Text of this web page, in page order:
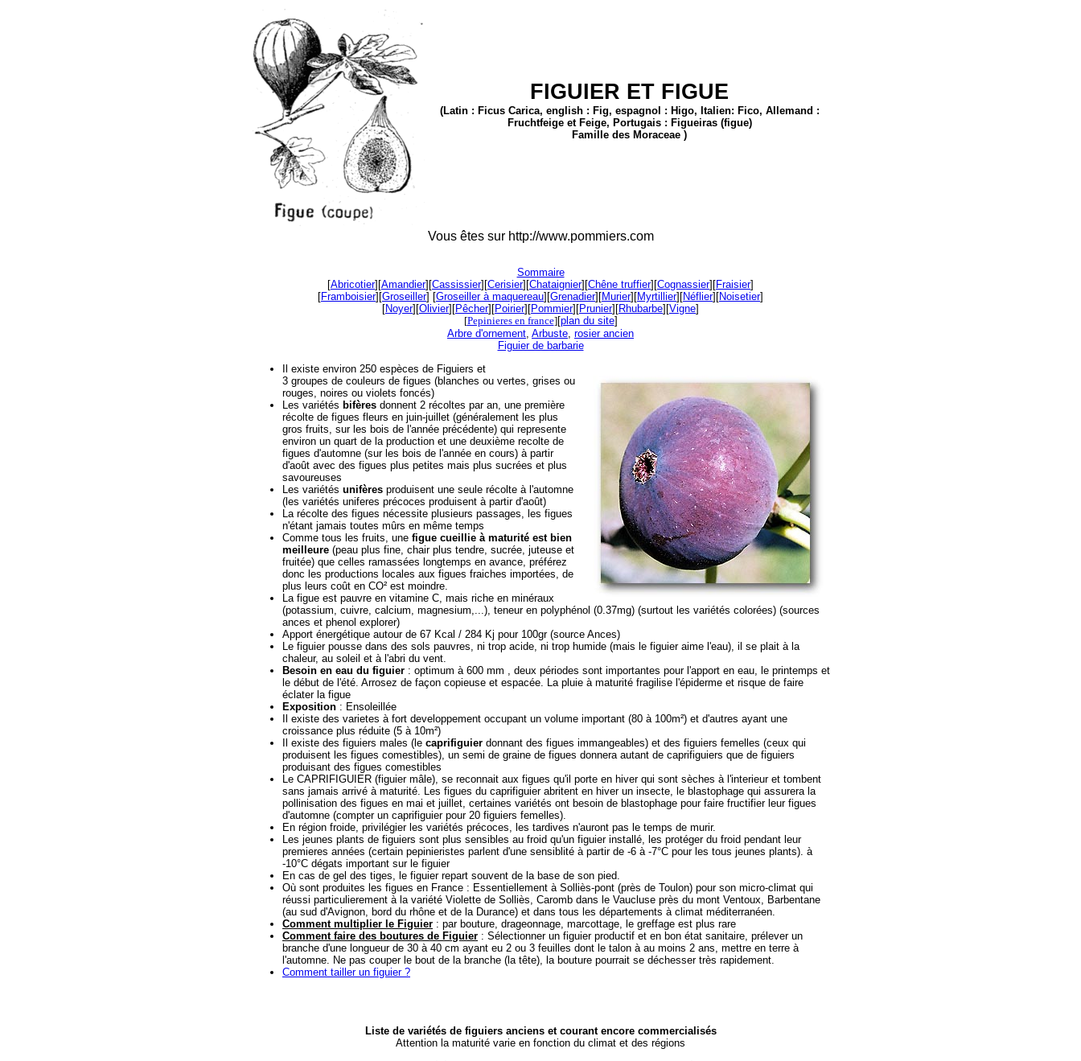
FIGUIER ET FIGUE
(Latin : Ficus Carica, english : Fig, espagnol : Higo, Italien: Fico, Allemand :
Fruchtfeige et Feige, Portugais : Figueiras (figue)
Famille des Moraceae )
Vous êtes sur http://www.pommiers.com
Sommaire
[Abricotier][Amandier][Cassissier][Cerisier][Chataignier][Chêne truffier][Cognassier][Fraisier]
[Framboisier][Groseiller] [Groseiller à maquereau][Grenadier][Murier][Myrtillier][Néflier][Noisetier]
[Noyer][Olivier][Pêcher][Poirier][Pommier][Prunier][Rhubarbe][Vigne]
[Pepinieres en france][plan du site]
Arbre d'ornement, Arbuste, rosier ancien
Figuier de barbarie
Il existe environ 250 espèces de Figuiers et
3 groupes de couleurs de figues (blanches ou vertes, grises ou
rouges, noires ou violets foncés)
Les variétés bifères donnent 2 récoltes par an, une première
récolte de figues fleurs en juin-juillet (généralement les plus
gros fruits, sur les bois de l'année précédente) qui represente
environ un quart de la production et une deuxième recolte de
figues d'automne (sur les bois de l'année en cours) à partir
d'août avec des figues plus petites mais plus sucrées et plus
savoureuses
Les variétés unifères produisent une seule récolte à l'automne
(les variétés uniferes précoces produisent à partir d'août)
La récolte des figues nécessite plusieurs passages, les figues
n'étant jamais toutes mûrs en même temps
Comme tous les fruits, une figue cueillie à maturité est bien
meilleure (peau plus fine, chair plus tendre, sucrée, juteuse et
fruitée) que celles ramassées longtemps en avance, préférez
donc les productions locales aux figues fraiches importées, de
plus leurs coût en CO² est moindre.
La figue est pauvre en vitamine C, mais riche en minéraux
(potassium, cuivre, calcium, magnesium,...), teneur en polyphénol (0.37mg) (surtout les variétés colorées) (sources
ances et phenol explorer)
Apport énergétique autour de 67 Kcal / 284 Kj pour 100gr (source Ances)
Le figuier pousse dans des sols pauvres, ni trop acide, ni trop humide (mais le figuier aime l'eau), il se plait à la
chaleur, au soleil et à l'abri du vent.
Besoin en eau du figuier : optimum à 600 mm , deux périodes sont importantes pour l'apport en eau, le printemps et
le début de l'été. Arrosez de façon copieuse et espacée. La pluie à maturité fragilise l'épiderme et risque de faire
éclater la figue
Exposition : Ensoleillée
Il existe des varietes à fort developpement occupant un volume important (80 à 100m²) et d'autres ayant une
croissance plus réduite (5 à 10m²)
Il existe des figuiers males (le caprifiguier donnant des figues immangeables) et des figuiers femelles (ceux qui
produisent les figues comestibles), un semi de graine de figues donnera autant de caprifiguiers que de figuiers
produisant des figues comestibles
Le CAPRIFIGUIER (figuier mâle), se reconnait aux figues qu'il porte en hiver qui sont sèches à l'interieur et tombent
sans jamais arrivé à maturité. Les figues du caprifiguier abritent en hiver un insecte, le blastophage qui assurera la
pollinisation des figues en mai et juillet, certaines variétés ont besoin de blastophage pour faire fructifier leur figues
d'automne (compter un caprifiguier pour 20 figuiers femelles).
En région froide, privilégier les variétés précoces, les tardives n'auront pas le temps de murir.
Les jeunes plants de figuiers sont plus sensibles au froid qu'un figuier installé, les protéger du froid pendant leur
premieres années (certain pepinieristes parlent d'une sensiblité à partir de -6 à -7°C pour les tous jeunes plants). à
-10°C dégats important sur le figuier
En cas de gel des tiges, le figuier repart souvent de la base de son pied.
Où sont produites les figues en France : Essentiellement à Solliès-pont (près de Toulon) pour son micro-climat qui
réussi particulierement à la variété Violette de Solliès, Caromb dans le Vaucluse près du mont Ventoux, Barbentane
(au sud d'Avignon, bord du rhône et de la Durance) et dans tous les départements à climat méditerranéen.
Comment multiplier le Figuier : par bouture, drageonnage, marcottage, le greffage est plus rare
Comment faire des boutures de Figuier : Sélectionner un figuier productif et en bon état sanitaire, prélever un
branche d'une longueur de 30 à 40 cm ayant eu 2 ou 3 feuilles dont le talon à au moins 2 ans, mettre en terre à
l'automne. Ne pas couper le bout de la branche (la tête), la bouture pourrait se déchesser très rapidement.
Comment tailler un figuier ?
Liste de variétés de figuiers anciens et courant encore commercialisés
Attention la maturité varie en fonction du climat et des régions